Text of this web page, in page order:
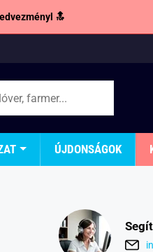
🔝
ÚJDONSÁGOK